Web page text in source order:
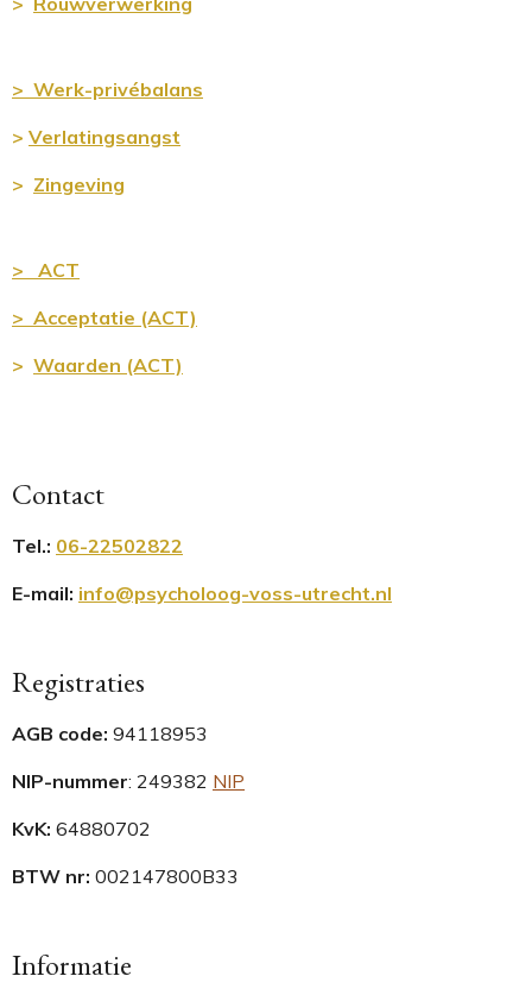
> Werk-privébalans
> Verlatingsangst
> Zingeving
> ACT
> Acceptatie (ACT)
> Waarden (ACT)
Contact
Tel.: 06-22502822
E-mail: info@psycholoog-voss-utrecht.nl
Registraties
AGB code: 94118953
NIP-nummer: 249382 NIP
KvK: 64880702
BTW nr: 002147800B33
Informatie